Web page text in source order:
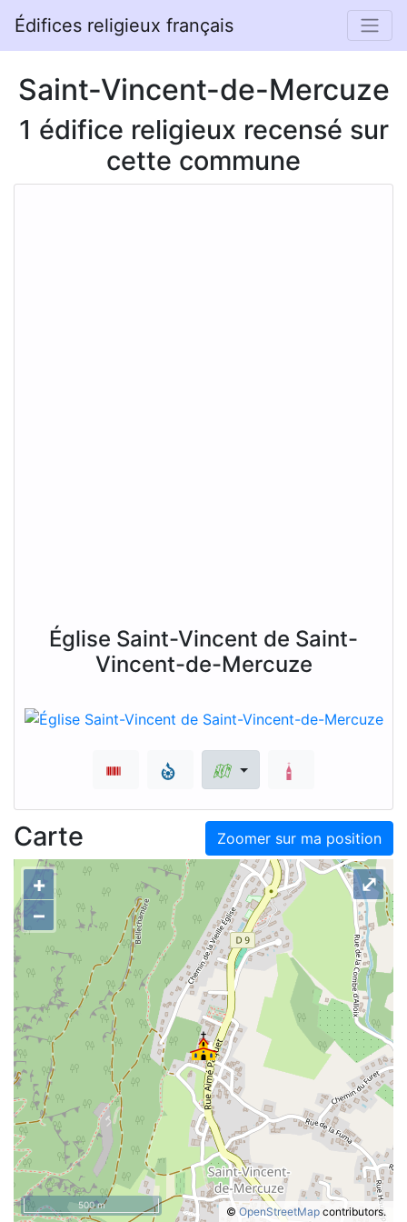
Édifices religieux français
Saint-Vincent-de-Mercuze
1 édifice religieux recensé sur
cette commune
Église Saint-Vincent de Saint-
Vincent-de-Mercuze
Zoomer sur ma position
Carte
+
–
© OpenStreetMap contributors.
⤢
500 m